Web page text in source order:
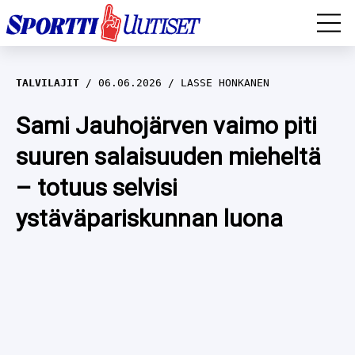
EM-YLEISURHEILU
JÄÄKIEKKO
YLEISURHEILU
WILMA HELTELÄ
TALVILAJIT
TALVILAJIT 06.06.2026 LASSE HONKANEN
Sami Jauhojärven vaimo piti
suuren salaisuuden mieheltä
– totuus selvisi
ystäväpariskunnan luona